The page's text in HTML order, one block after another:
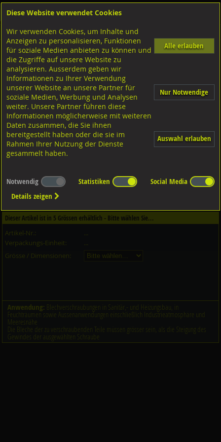
Shop Schraubtechnik für den FensterbauFenstermontage
Fensterbankschrauben PARCO®A2 rostfrei,
Dieser Artikel ist in 3Qualitäten erhältlich - Bitte wählen Sie...
Qualität / Oberfläche
Dieser Artikel ist in 5 Grössen erhältlich - Bitte wählen Sie...
Artikel-Nr.:
...
Verpackungs-Einheit:
...
Grösse / Dimensionen:
Anwendung: Blechverschraubungen in Sanitär,- und Heizungsbau, in
Feuchträumen sowie Aussenanwendungen einschließlich Industrieatmosphäre und
Meeresnähe
Die Bleche der zu verschraubenden Teile müssen grösser sein, als die Steigung des
Gewindes der ausgewählten Schraube
Diese Website verwendet Cookies
Wir verwenden Cookies, um Inhalte und
Anzeigen zu personalisieren, Funktionen
für soziale Medien anbieten zu können und
die Zugriffe auf unsere Website zu
analysieren. Ausserdem geben wir
Informationen zu Ihrer Verwendung
unserer Website an unsere Partner für
soziale Medien, Werbung und Analysen
weiter. Unsere Partner führen diese
Informationen möglicherweise mit weiteren
Daten zusammen, die Sie ihnen
bereitgestellt haben oder die sie im
Rahmen Ihrer Nutzung der Dienste
gesammelt haben.
Alle erlauben
Nur Notwendige
Auswahl erlauben
Notwendig Statistiken
Social Media
Details zeigen